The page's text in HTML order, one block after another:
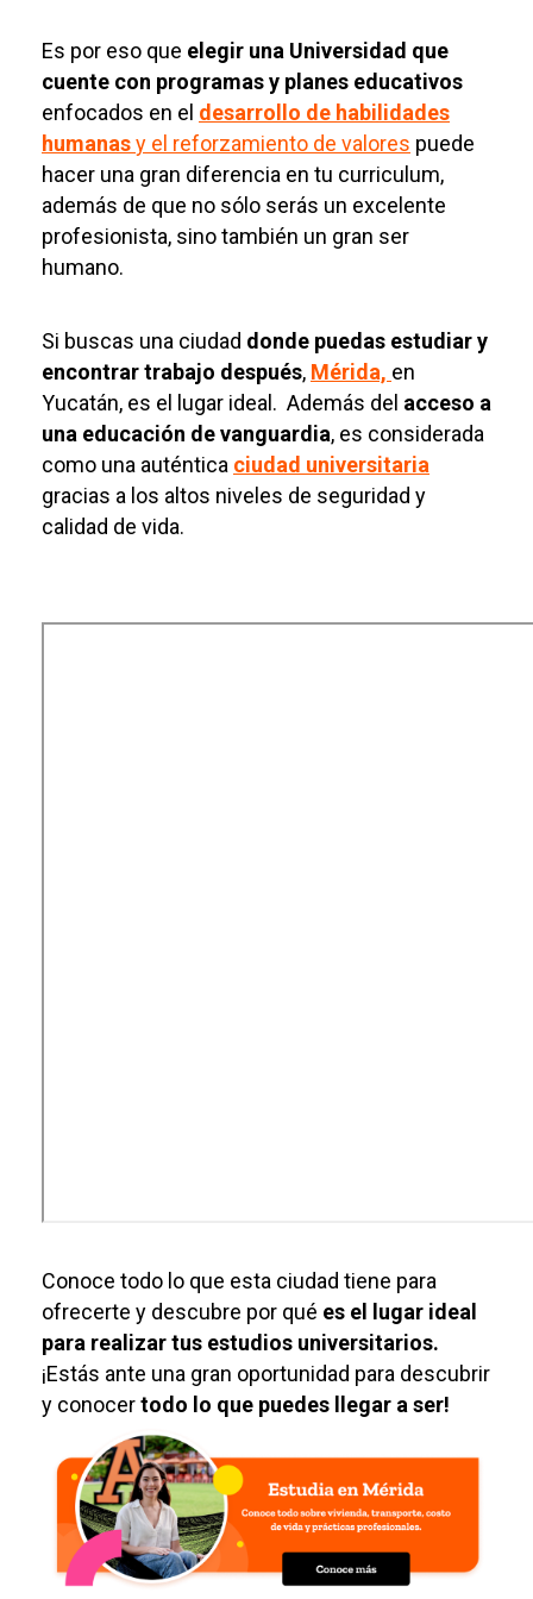
Es por eso que elegir una Universidad que
cuente con programas y planes educativos
enfocados en el desarrollo de habilidades
humanasy el reforzamiento de valores puede
hacer una gran diferencia en tu curriculum,
además de que no sólo serás un excelente
profesionista, sino también un gran ser
humano.
Si buscas una ciudad donde puedas estudiar y
encontrar trabajo después, Mérida, en
Yucatán, es el lugar ideal. Además del acceso a
una educación de vanguardia, es considerada
como una auténtica ciudad universitaria
gracias a los altos niveles de seguridad y
calidad de vida.
Conoce todo lo que esta ciudad tiene para
ofrecerte y descubre por qué es el lugar ideal
para realizar tus estudios universitarios.
¡Estás ante una gran oportunidad para descubrir
y conocertodo lo que puedes llegar a ser!